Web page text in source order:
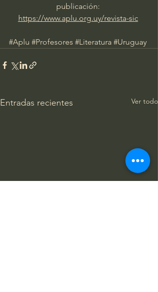
publicación:
https://www.aplu.org.uy/revista-sic
#Aplu #Profesores #Literatura #Uruguay
Entradas recientes Ver todo